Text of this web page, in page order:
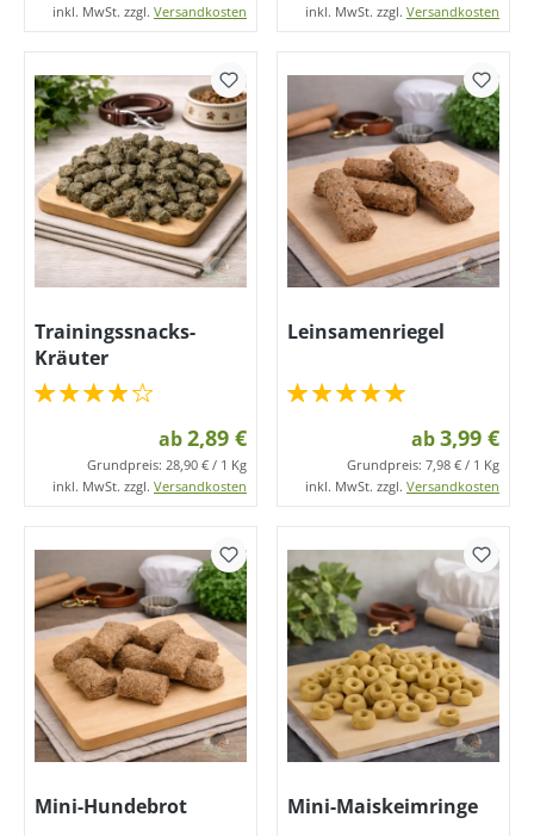
inkl. MwSt. zzgl. Versandkosten
inkl. MwSt. zzgl. Versandkosten
Trainingssnacks-
Kräuter
ab2,89 €
Grundpreis: 28,90 € / 1 Kg
inkl. MwSt. zzgl. Versandkosten
Leinsamenriegel
ab3,99 €
Grundpreis: 7,98 € / 1 Kg
inkl. MwSt. zzgl. Versandkosten
Mini-Hundebrot Mini-Maiskeimringe